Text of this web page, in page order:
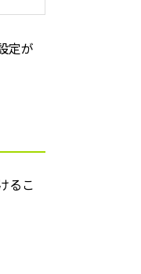
定が
るこ